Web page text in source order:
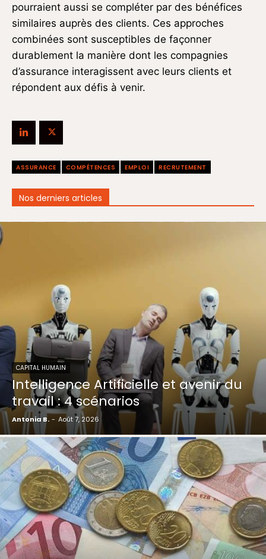
pourraient aussi se compléter par des bénéfices
similaires auprès des clients. Ces approches
combinées sont susceptibles de façonner
durablement la manière dont les compagnies
d’assurance interagissent avec leurs clients et
répondent aux défis à venir.
ASSURANCE COMPÉTENCES EMPLOI RECRUTEMENT
Nos derniers articles
CAPITAL HUMAIN
Intelligence Artificielle et avenir du
travail : 4 scénarios
Antonia B. - Août 7, 2026